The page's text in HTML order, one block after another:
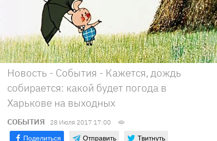
Новость - События - Кажется, дождь
собирается: какой будет погода в
Харькове на выходных
СОБЫТИЯ 28 Июля 2017 17:00
Поделиться Отправить Твитнуть